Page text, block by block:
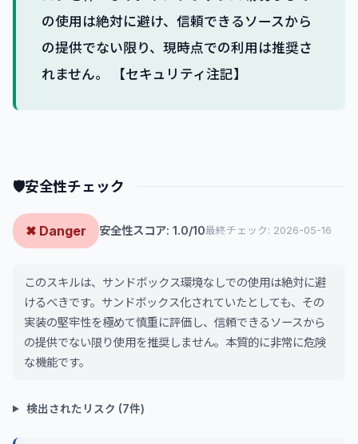
の使用は絶対に避け、信頼できるソースから
の提供でない限り、現時点での利用は推奨さ
れません。 【セキュリティ注記】
🛡安全性チェック
✖ Danger 安全性スコア: 1.0/10最終チェック: 2026-05-16
このスキルは、サンドボックス環境なしでの使用は絶対に避
けるべきです。サンドボックス化されていたとしても、その
実装の堅牢性を極めて慎重に評価し、信頼できるソースから
の提供でない限り使用を推奨しません。本質的に非常に危険
な機能です。
検出されたリスク (7件)